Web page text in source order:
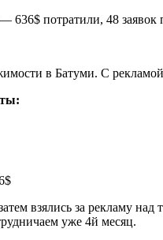
в Батуми. С
взялись за рекламу
уже 4й месяц.